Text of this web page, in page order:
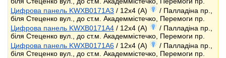
Цифрова панель KWXB0171A3 / 12x4 (A)
/ Палладіна пр.,
біля Стеценко вул., до ст.м. Академмістечко, Перемоги пр.
Цифрова панель KWXB0171A4 / 12x4 (A)
/ Палладіна пр.,
біля Стеценко вул., до ст.м. Академмістечко, Перемоги пр.
Цифрова панель KWXB0171A6 / 12x4 (A)
/ Палладіна пр.,
біля Стеценко вул., до ст.м. Академмістечко, Перемоги пр.